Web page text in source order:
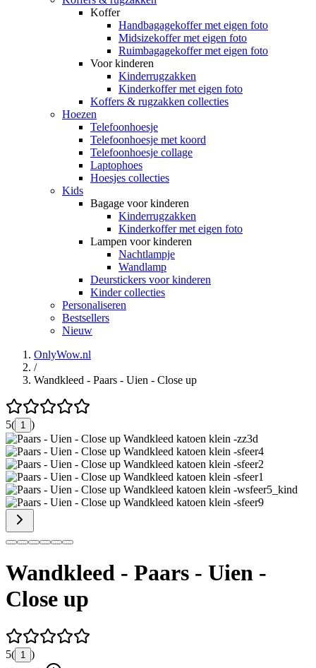
Koffer
Handbagagekoffer met eigen foto
Midsizekoffer met eigen foto
Ruimbagagekoffer met eigen foto
Voor kinderen
Kinderrugzakken
Kinderkoffer met eigen foto
Koffers & rugzakken collecties
Hoezen
Telefoonhoesje
Telefoonhoesje met koord
Telefoonhoesje collage
Laptophoes
Hoesjes collecties
Kids
Bagage voor kinderen
Kinderrugzakken
Kinderkoffer met eigen foto
Lampen voor kinderen
Nachtlampje
Wandlamp
Deurstickers voor kinderen
Kinder collecties
Personaliseren
Bestsellers
Nieuw
OnlyWow.nl
/
Wandkleed - Paars - Uien - Close up
5( 1 )
Wandkleed - Paars - Uien -
Close up
5( 1
)